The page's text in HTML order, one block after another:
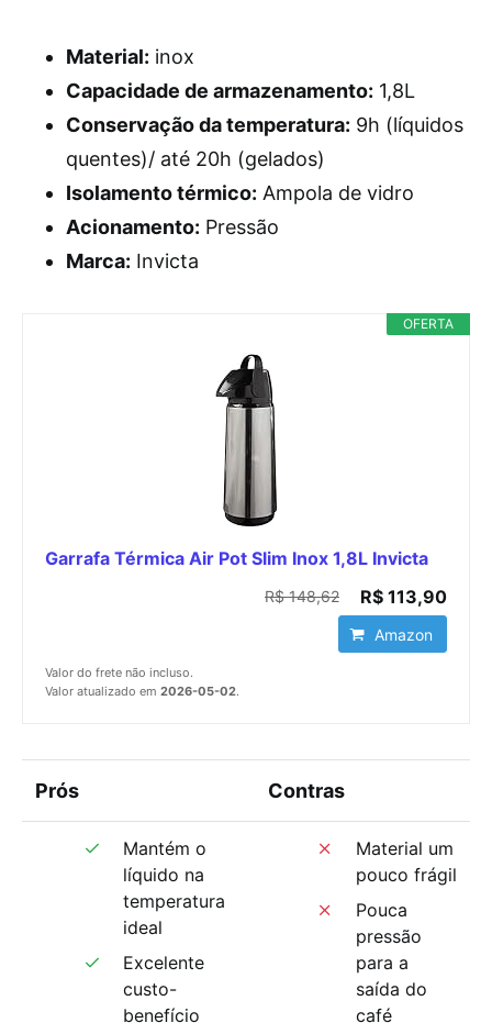
Material: inox
Capacidade de armazenamento: 1,8L
Conservação da temperatura: 9h (líquidos
quentes)/ até 20h (gelados)
Isolamento térmico: Ampola de vidro
Acionamento: Pressão
Marca: Invicta
OFERTA
Garrafa Térmica Air Pot Slim Inox 1,8L Invicta
R$ 148,62 R$ 113,90
Amazon
Valor do frete não incluso.
Valor atualizado em 2026-05-02.
Prós Contras
Mantém o
líquido na
temperatura
ideal
Excelente
custo-
benefício
Material um
pouco frágil
Pouca
pressão
para a
saída do
café